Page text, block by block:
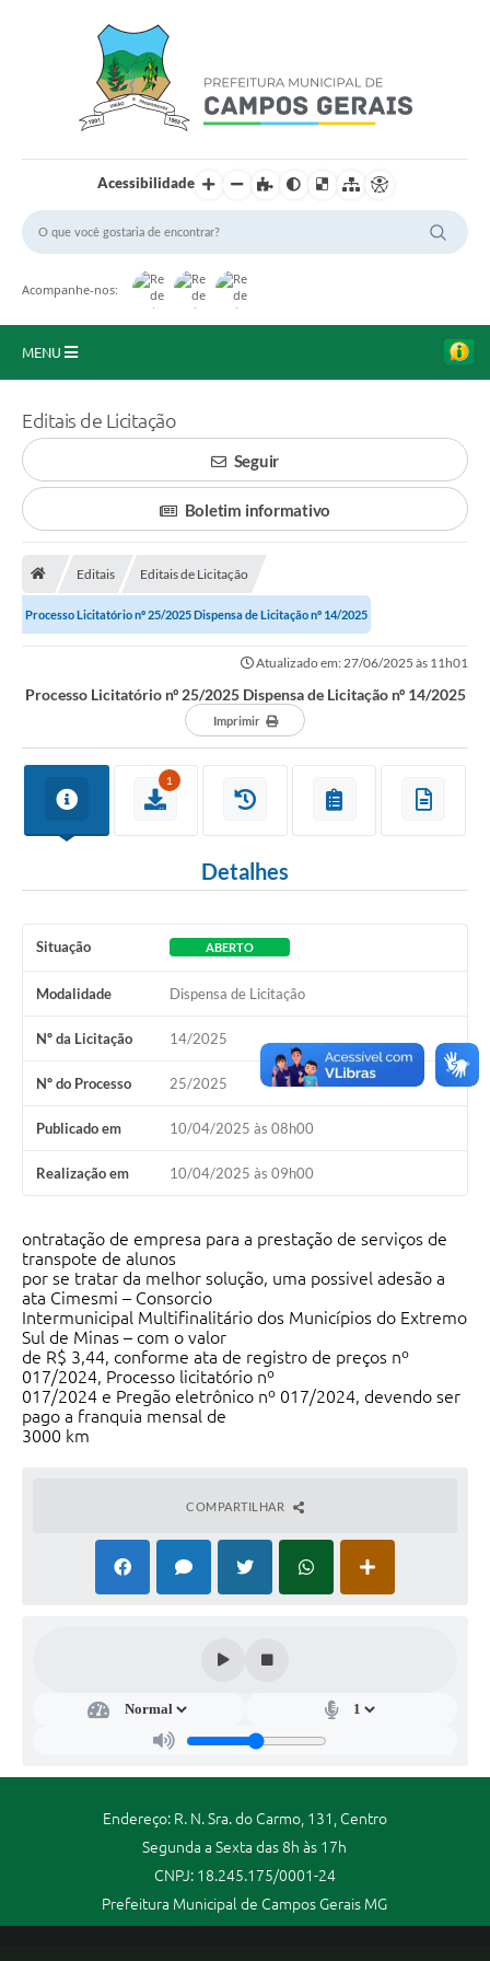
Acessibilidade
Acompanhe-nos:
MENU
O Município
A Prefeitura
Portal da Transparência
Secretarias
Mais
Editais de Licitação
Seguir
Boletim informativo
Editais Editais de Licitação
Processo Licitatório nº 25/2025 Dispensa de Licitação nº 14/2025
Atualizado em: 27/06/2025 às 11h01
Processo Licitatório nº 25/2025 Dispensa de Licitação nº 14/2025
Imprimir
1
Detalhes
Situação ABERTO
Modalidade Dispensa de Licitação
Nº da Licitação 14/2025
Nº do Processo 25/2025
Publicado em 10/04/2025 às 08h00
Realização em 10/04/2025 às 09h00
ontratação de empresa para a prestação de serviços de
transpote de alunos
por se tratar da melhor solução, uma possivel adesão a
ata Cimesmi – Consorcio
Intermunicipal Multifinalitário dos Municípios do Extremo
Sul de Minas – com o valor
de R$ 3,44, conforme ata de registro de preços nº
017/2024, Processo licitatório nº
017/2024 e Pregão eletrônico nº 017/2024, devendo ser
pago a franquia mensal de
3000 km
COMPARTILHAR
Endereço: R. N. Sra. do Carmo, 131, Centro
Segunda a Sexta das 8h às 17h
CNPJ: 18.245.175/0001-24
Prefeitura Municipal de Campos Gerais MG